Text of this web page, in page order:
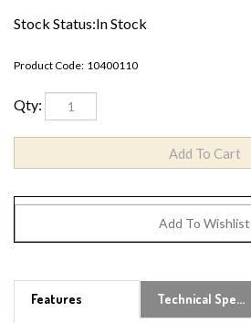
Stock Status:In Stock
Product Code: 10400110
Qty:
Features Technical Specs